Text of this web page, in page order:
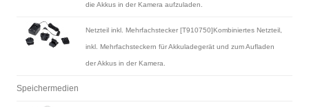
die Akkus in der Kamera aufzuladen.
Netzteil inkl. Mehrfachstecker [T910750]Kombiniertes Netzteil,
inkl. Mehrfachsteckern für Akkuladegerät und zum Aufladen
der Akkus in der Kamera.
Speichermedien